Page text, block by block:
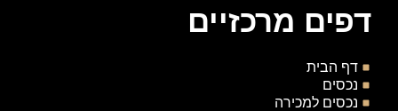
דפים מרכזיים
דף הבית
נכסים
נכסים למכירה